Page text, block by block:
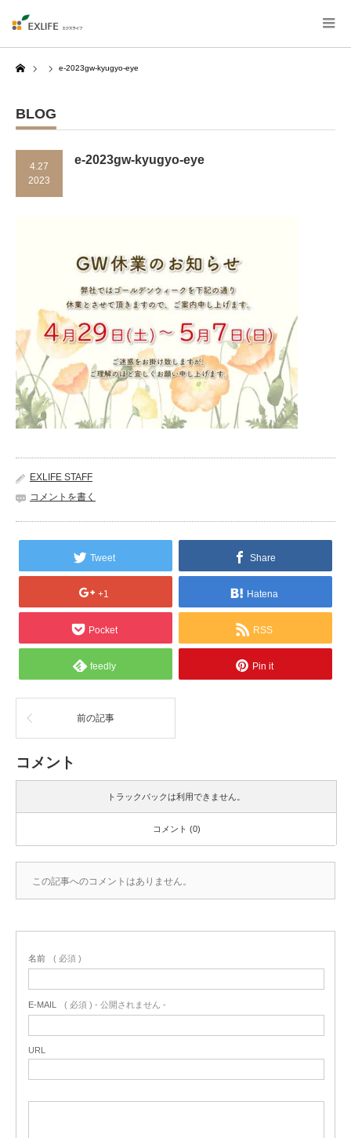
Home
e-2023gw-kyugyo-eye
BLOG
4.27
2023
e-2023gw-kyugyo-eye
EXLIFE STAFF
コメントを書く
Tweet Share
+1 Hatena
Pocket RSS
feedly Pin it
前の記事
コメント
トラックバックは利用できません。
コメント (0)
この記事へのコメントはありません。
名前 ( 必須 )
E-MAIL ( 必須 ) - 公開されません -
URL